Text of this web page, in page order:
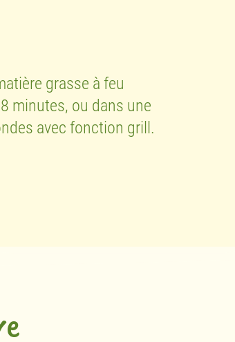
grasse à feu
minutes, ou dans une
avec fonction grill.